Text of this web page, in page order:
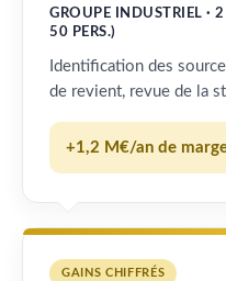
GROUPE INDUSTRIEL · 2
50 PERS.)
Identification des
de revient, revue de la
+1,2 M€/an de
GAINS CHIFFRÉS